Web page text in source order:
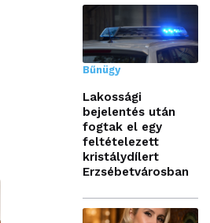
Bűnügy
Lakossági
bejelentés után
fogtak el egy
feltételezett
kristálydílert
Erzsébetvárosban